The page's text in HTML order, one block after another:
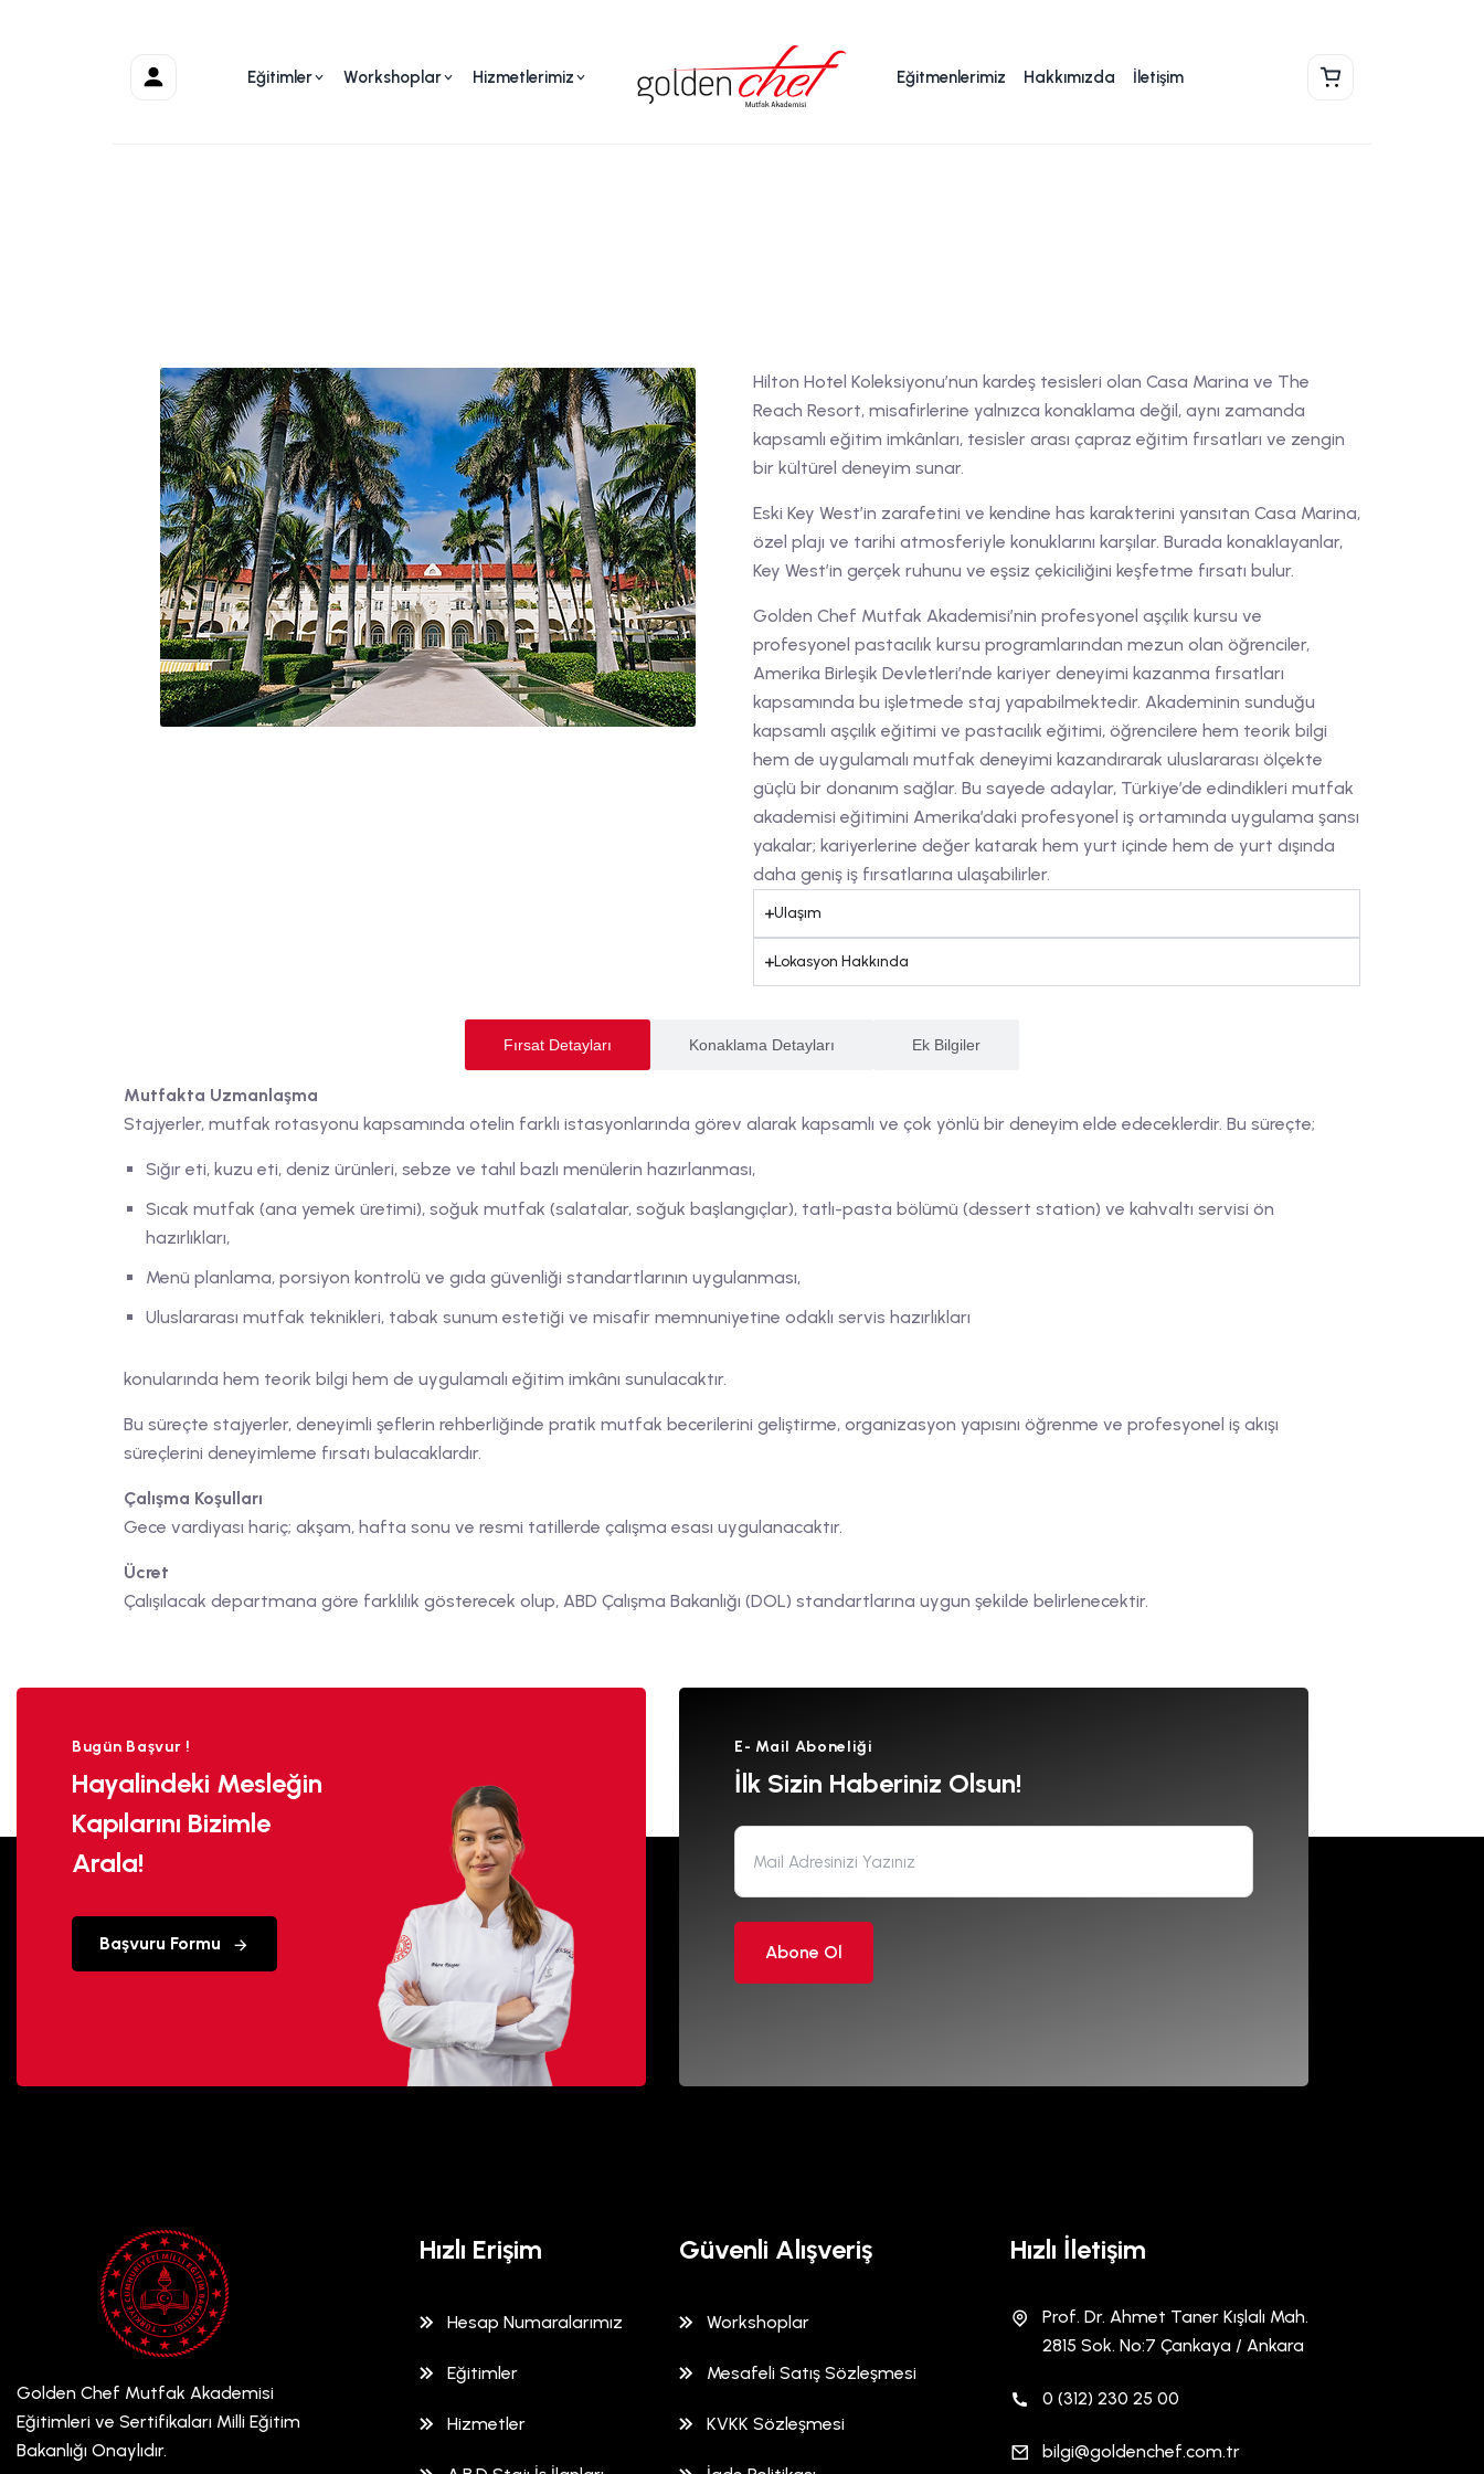
Hesabım
Eğitimler Workshoplar Hizmetlerimiz Eğitmenlerimiz Hakkımızda İletişim
Sepet
Hilton Hotel Koleksiyonu’nun kardeş tesisleri olan Casa Marina ve The
Reach Resort, misafirlerine yalnızca konaklama değil, aynı zamanda
kapsamlı eğitim imkânları, tesisler arası çapraz eğitim fırsatları ve zengin
bir kültürel deneyim sunar.
Eski Key West’in zarafetini ve kendine has karakterini yansıtan Casa Marina,
özel plajı ve tarihi atmosferiyle konuklarını karşılar. Burada konaklayanlar,
Key West’in gerçek ruhunu ve eşsiz çekiciliğini keşfetme fırsatı bulur.
Golden Chef Mutfak Akademisi’nin profesyonel aşçılık kursu ve
profesyonel pastacılık kursu programlarından mezun olan öğrenciler,
Amerika Birleşik Devletleri’nde kariyer deneyimi kazanma fırsatları
kapsamında bu işletmede staj yapabilmektedir. Akademinin sunduğu
kapsamlı aşçılık eğitimi ve pastacılık eğitimi, öğrencilere hem teorik bilgi
hem de uygulamalı mutfak deneyimi kazandırarak uluslararası ölçekte
güçlü bir donanım sağlar. Bu sayede adaylar, Türkiye’de edindikleri mutfak
akademisi eğitimini Amerika’daki profesyonel iş ortamında uygulama şansı
yakalar; kariyerlerine değer katarak hem yurt içinde hem de yurt dışında
daha geniş iş fırsatlarına ulaşabilirler.
Ulaşım
Lokasyon Hakkında
Fırsat Detayları Konaklama Detayları Ek Bilgiler
Mutfakta Uzmanlaşma
Stajyerler, mutfak rotasyonu kapsamında otelin farklı istasyonlarında görev alarak kapsamlı ve çok yönlü bir deneyim elde edeceklerdir. Bu süreçte;
Sığır eti, kuzu eti, deniz ürünleri, sebze ve tahıl bazlı menülerin hazırlanması,
Sıcak mutfak (ana yemek üretimi), soğuk mutfak (salatalar, soğuk başlangıçlar), tatlı-pasta bölümü (dessert station) ve kahvaltı servisi ön
hazırlıkları,
Menü planlama, porsiyon kontrolü ve gıda güvenliği standartlarının uygulanması,
Uluslararası mutfak teknikleri, tabak sunum estetiği ve misafir memnuniyetine odaklı servis hazırlıkları
konularında hem teorik bilgi hem de uygulamalı eğitim imkânı sunulacaktır.
Bu süreçte stajyerler, deneyimli şeflerin rehberliğinde pratik mutfak becerilerini geliştirme, organizasyon yapısını öğrenme ve profesyonel iş akışı
süreçlerini deneyimleme fırsatı bulacaklardır.
Çalışma Koşulları
Gece vardiyası hariç; akşam, hafta sonu ve resmi tatillerde çalışma esası uygulanacaktır.
Ücret
Çalışılacak departmana göre farklılık gösterecek olup, ABD Çalışma Bakanlığı (DOL) standartlarına uygun şekilde belirlenecektir.
Bugün Başvur !
Hayalindeki Mesleğin
Kapılarını Bizimle
Arala!
Başvuru Formu
E- Mail Aboneliği
İlk Sizin Haberiniz Olsun!
Abone Ol
Golden Chef Mutfak Akademisi
Eğitimleri ve Sertifikaları Milli Eğitim
Bakanlığı Onaylıdır.
Hızlı Erişim
Hesap Numaralarımız
Eğitimler
Hizmetler
Güvenli Alışveriş
Workshoplar
Mesafeli Satış Sözleşmesi
KVKK Sözleşmesi
Hızlı İletişim
Prof. Dr. Ahmet Taner Kışlalı Mah.
2815 Sok. No:7 Çankaya / Ankara
0 (312) 230 25 00
bilgi@goldenchef.com.tr